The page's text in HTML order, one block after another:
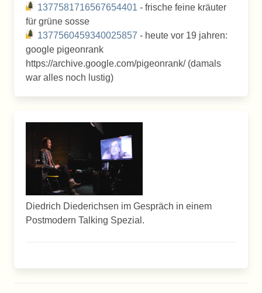
1377581716567654401 - frische feine kräuter
für grüne sosse
1377560459340025857 - heute vor 19 jahren:
google pigeonrank
https://archive.google.com/pigeonrank/ (damals
war alles noch lustig)
Diedrich Diederichsen im Gespräch in einem
Postmodern Talking Spezial.